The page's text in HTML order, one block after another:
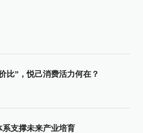
比”，悦己消费活力何在？
支撑未来产业培育